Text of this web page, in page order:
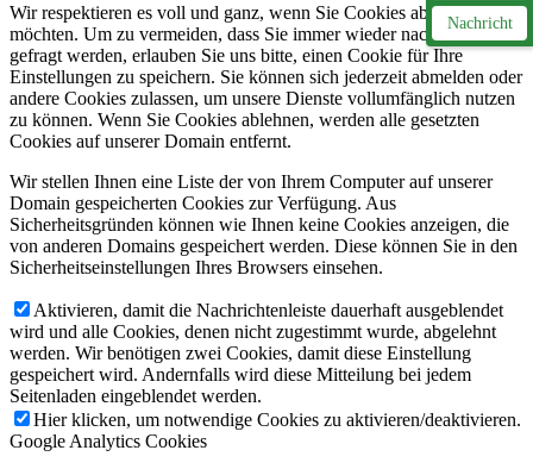
Wir respektieren es voll und ganz, wenn Sie Cookies ablehnen
möchten. Um zu vermeiden, dass Sie immer wieder nach Cookies
gefragt werden, erlauben Sie uns bitte, einen Cookie für Ihre
Einstellungen zu speichern. Sie können sich jederzeit abmelden oder
andere Cookies zulassen, um unsere Dienste vollumfänglich nutzen
zu können. Wenn Sie Cookies ablehnen, werden alle gesetzten
Cookies auf unserer Domain entfernt.
Wir stellen Ihnen eine Liste der von Ihrem Computer auf unserer
Domain gespeicherten Cookies zur Verfügung. Aus
Sicherheitsgründen können wie Ihnen keine Cookies anzeigen, die
von anderen Domains gespeichert werden. Diese können Sie in den
Sicherheitseinstellungen Ihres Browsers einsehen.
Aktivieren, damit die Nachrichtenleiste dauerhaft ausgeblendet
wird und alle Cookies, denen nicht zugestimmt wurde, abgelehnt
werden. Wir benötigen zwei Cookies, damit diese Einstellung
gespeichert wird. Andernfalls wird diese Mitteilung bei jedem
Seitenladen eingeblendet werden.
Hier klicken, um notwendige Cookies zu aktivieren/deaktivieren.
Google Analytics Cookies
Nachricht